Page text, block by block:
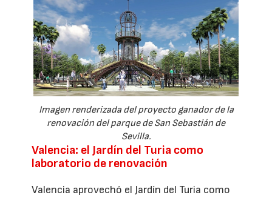
Imagen renderizada del proyecto ganador de la
renovación del parque de San Sebastián de
Sevilla.
Valencia: el Jardín del Turia como
laboratorio de renovación
Valencia aprovechó el Jardín del Turia como